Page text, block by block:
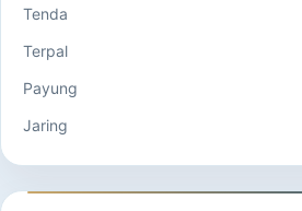
Tenda
Terpal
Payung
Jaring